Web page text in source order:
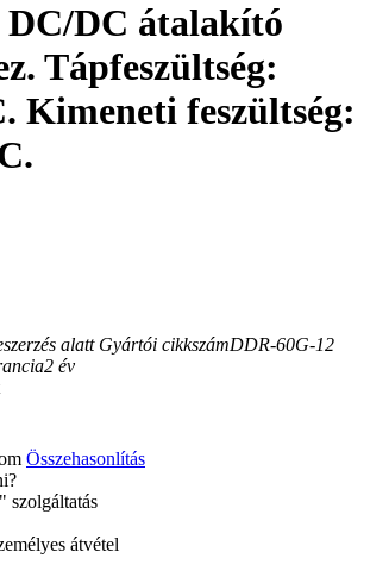
DC átalakító
Tápfeszültség:
Kimeneti feszültség:
alatt Gyártói cikkszámDDR-60G-12
2 év
Összehasonlítás
szolgáltatás
átvétel